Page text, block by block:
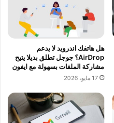
هل هاتفك اندرويد لا يدعم
AirDrop؟ جوجل تطلق بديلا يتيح
مشاركة الملفات بسهولة مع ايفون
17 مايو، 2026